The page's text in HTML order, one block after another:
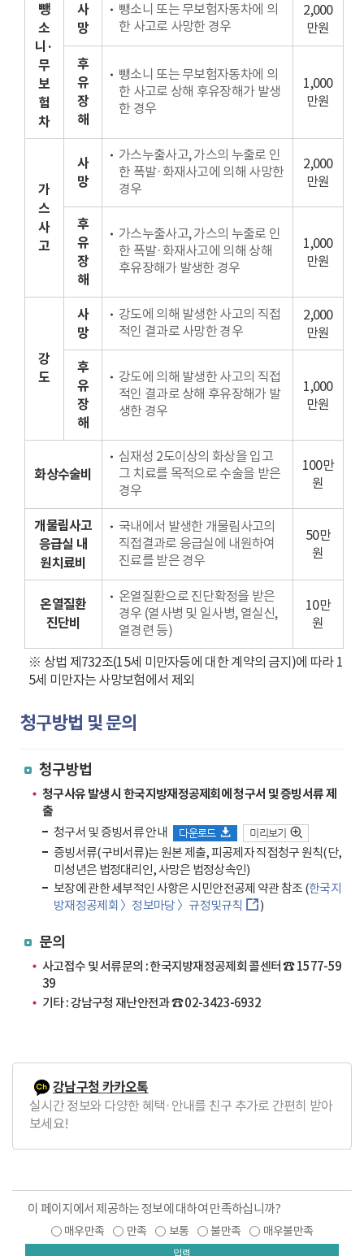
뺑
소
니·
무
보
험
차
사
망
뺑소니 또는 무보험자동차에 의
한 사고로 사망한 경우
2,000
만원
후
유
장
해
뺑소니 또는 무보험자동차에 의
한 사고로 상해 후유장해가 발생
한 경우
1,000
만원
가
스
사
고
사
망
가스누출사고, 가스의 누출로 인
한 폭발·화재사고에 의해 사망한
경우
2,000
만원
후
유
장
해
가스누출사고, 가스의 누출로 인
한 폭발·화재사고에 의해 상해
후유장해가 발생한 경우
1,000
만원
강
도
사
망
강도에 의해 발생한 사고의 직접
적인 결과로 사망한 경우
2,000
만원
후
유
장
해
강도에 의해 발생한 사고의 직접
적인 결과로 상해 후유장해가 발
생한 경우
1,000
만원
화상수술비
심재성 2도이상의 화상을 입고
그 치료를 목적으로 수술을 받은
경우
100만
원
개물림사고
응급실 내
원치료비
국내에서 발생한 개물림사고의
직접결과로 응급실에 내원하여
진료를 받은 경우
50만
원
온열질환
진단비
온열질환으로 진단확정을 받은
경우 (열사병 및 일사병, 열실신,
열경련 등)
10만
원
※ 상법 제732조(15세 미만자등에 대한 계약의 금지)에 따라 1
5세 미만자는 사망보험에서 제외
청구방법 및 문의
청구방법
청구사유 발생 시 한국지방재정공제회에 청구서 및 증빙서류 제
출
청구서 및 증빙서류 안내
다운로드 미리보기
증빙서류(구비서류)는 원본 제출, 피공제자 직접청구 원칙(단,
미성년은 법정대리인, 사망은 법정상속인)
보장에 관한 세부적인 사항은 시민안전공제 약관 참조 (한국지
방재정공제회 〉정보마당 〉규정및규칙
)
문의
사고접수 및 서류문의 : 한국지방재정공제회 콜센터☎ 1577-59
39
기타 : 강남구청 재난안전과☎ 02-3423-6932
강남구청 카카오톡
실시간 정보와 다양한 혜택·안내를 친구 추가로 간편히 받아
보세요!
이 페이지에서 제공하는 정보에 대하여 만족하십니까?
매우만족 만족 보통 불만족 매우불만족
입력